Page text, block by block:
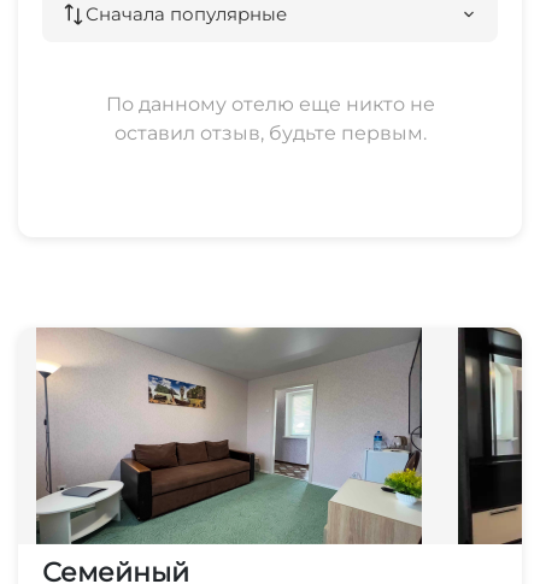
Сначала популярные
По данному отелю еще никто не
оставил отзыв, будьте первым.
Семейный